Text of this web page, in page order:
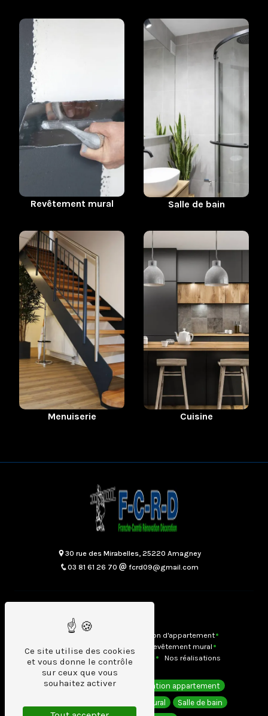
Revêtement mural Salle de bain
Menuiserie Cuisine
30 rue des Mirabelles, 25220 Amagney
03 81 61 26 70
fcrd09@gmail.com
Accueil
Rénovation d'appartement
Salles de bains
Cuisine
Revêtement mural
Revêtement de sol
Menuiserie Nos réalisations
Revêtement de sol
Rénovation appartement
Revêtement mural
Salle de bain
Ce site utilise des cookies
et vous donne le contrôle
sur ceux que vous
souhaitez activer